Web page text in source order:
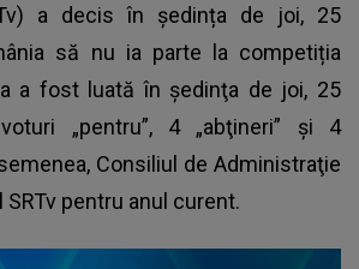
a decis în ședința de joi, 25
să nu ia parte la competiția
a fost luată în şedinţa de joi, 25
„pentru”, 4 „abţineri” şi 4
Consiliul de Administraţie
pentru anul curent.